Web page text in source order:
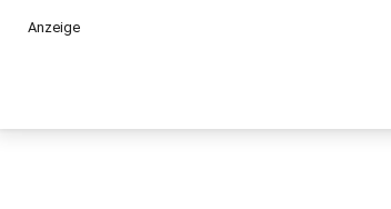
Anzeige